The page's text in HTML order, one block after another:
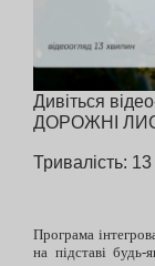
Дивіться
ДОРОЖНІ
Тривалість:
Програма
на підставі